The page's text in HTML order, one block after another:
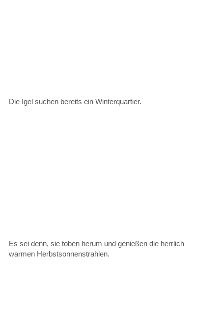
Die Igel suchen bereits ein Winterquartier.
Es sei denn, sie toben herum und genießen die herrlich
warmen Herbstsonnenstrahlen.